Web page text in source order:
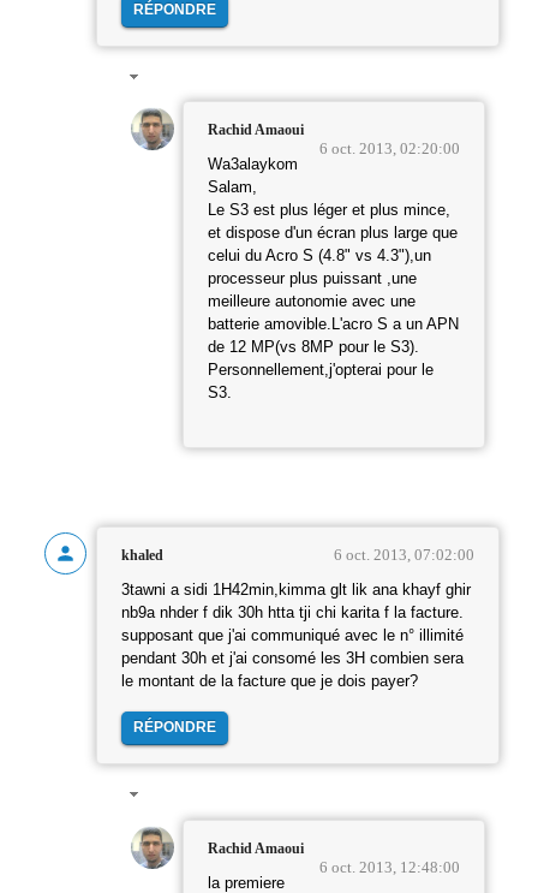
RÉPONDRE
Rachid Amaoui
6 oct. 2013, 02:20:00
Wa3alaykom
Salam,
Le S3 est plus léger et plus mince,
et dispose d'un écran plus large que
celui du Acro S (4.8" vs 4.3"),un
processeur plus puissant ,une
meilleure autonomie avec une
batterie amovible.L'acro S a un APN
de 12 MP(vs 8MP pour le S3).
Personnellement,j'opterai pour le
S3.
khaled 6 oct. 2013, 07:02:00
3tawni a sidi 1H42min,kimma glt lik ana khayf ghir
nb9a nhder f dik 30h htta tji chi karita f la facture.
supposant que j'ai communiqué avec le n° illimité
pendant 30h et j'ai consomé les 3H combien sera
le montant de la facture que je dois payer?
RÉPONDRE
Rachid Amaoui
6 oct. 2013, 12:48:00
la premiere